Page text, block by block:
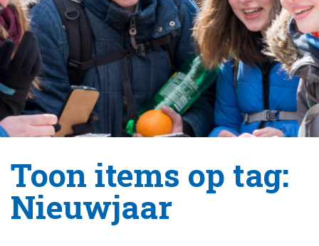
Toon items op tag:
Nieuwjaar